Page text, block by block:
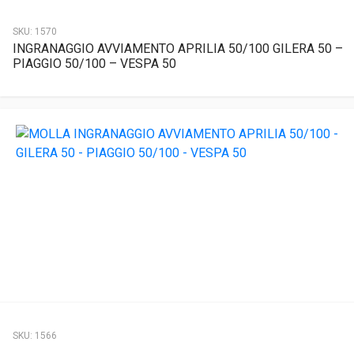
SKU: 1570
INGRANAGGIO AVVIAMENTO APRILIA 50/100 GILERA 50 –
PIAGGIO 50/100 – VESPA 50
SKU: 1566